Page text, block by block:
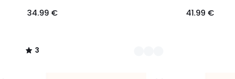
34.99 €
3
/
41.99 €